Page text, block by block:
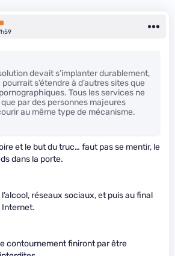
devait s’implanter durablement,
s’étendre à d’autres sites que
Tous les services ne
par des personnes majeures
au même type de mécanisme.
et le but du truc… faut pas se mentir, le
dans la porte.
réseaux sociaux, et puis au final
Internet.
contournement finiront par être